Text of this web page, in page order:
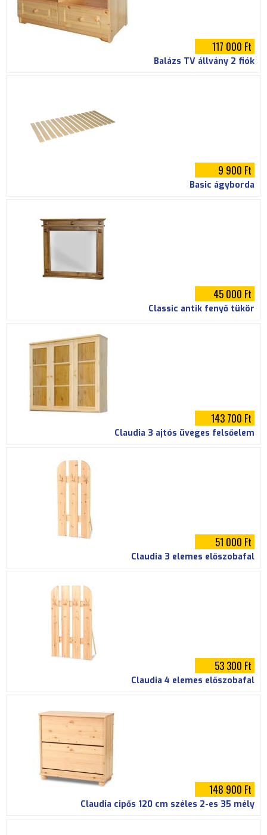
117 000 Ft
Balázs TV állvány 2 fiók
9 900 Ft
Basic ágyborda
45 000 Ft
Classic antik fenyő tükör
143 700 Ft
Claudia 3 ajtós üveges felsőelem
51 000 Ft
Claudia 3 elemes előszobafal
53 300 Ft
Claudia 4 elemes előszobafal
148 900 Ft
Claudia cipős 120 cm széles 2-es 35 mély